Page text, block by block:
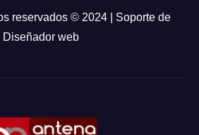
reservados © 2024 | Soporte de
Diseñador web